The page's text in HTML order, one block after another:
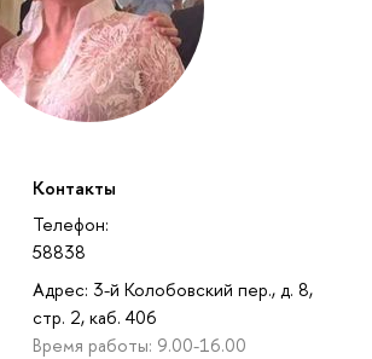
Контакты
Телефон:
58838
Адрес: 3-й Колобовский пер., д. 8,
стр. 2, каб. 406
Время работы: 9.00-16.00